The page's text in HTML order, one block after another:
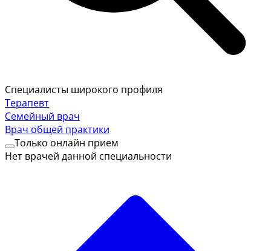
Специалисты широкого профиля
Терапевт
Семейный врач
Врач общей практики
Только онлайн прием
Нет врачей данной специальности